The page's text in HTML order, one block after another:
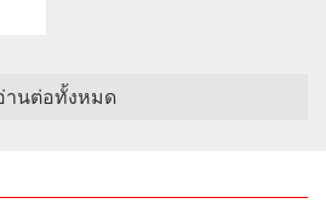
านต่อทั้งหมด